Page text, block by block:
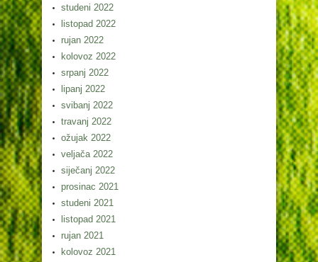
studeni 2022
listopad 2022
rujan 2022
kolovoz 2022
srpanj 2022
lipanj 2022
svibanj 2022
travanj 2022
ožujak 2022
veljača 2022
siječanj 2022
prosinac 2021
studeni 2021
listopad 2021
rujan 2021
kolovoz 2021